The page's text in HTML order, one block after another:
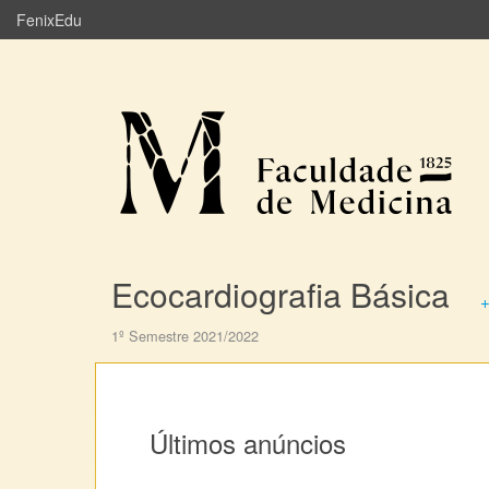
FenixEdu
Ecocardiografia Básica
1º Semestre 2021/2022
Últimos anúncios